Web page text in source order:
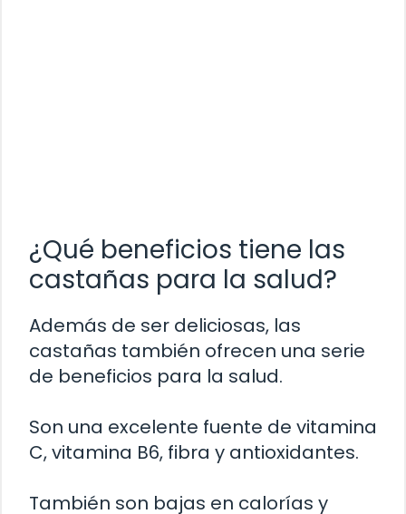
¿Qué beneficios tiene las
castañas para la salud?
Además de ser deliciosas, las
castañas también ofrecen una serie
de beneficios para la salud.
Son una excelente fuente de vitamina
C, vitamina B6, fibra y antioxidantes.
También son bajas en calorías y